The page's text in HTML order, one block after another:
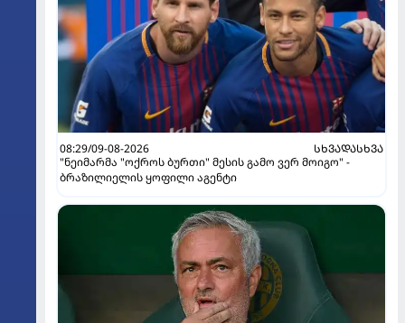
08:29/09-08-2026
ᲡᲮᲕᲐᲓᲐᲡᲮᲕᲐ
"ნეიმარმა "ოქროს ბურთი" მესის გამო ვერ მოიგო" -
ბრაზილიელის ყოფილი აგენტი